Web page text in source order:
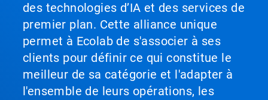
des technologies d’IA et des services de
premier plan. Cette alliance unique
permet à Ecolab de s'associer à ses
clients pour définir ce qui constitue le
meilleur de sa catégorie et l'adapter à
l'ensemble de leurs opérations, les